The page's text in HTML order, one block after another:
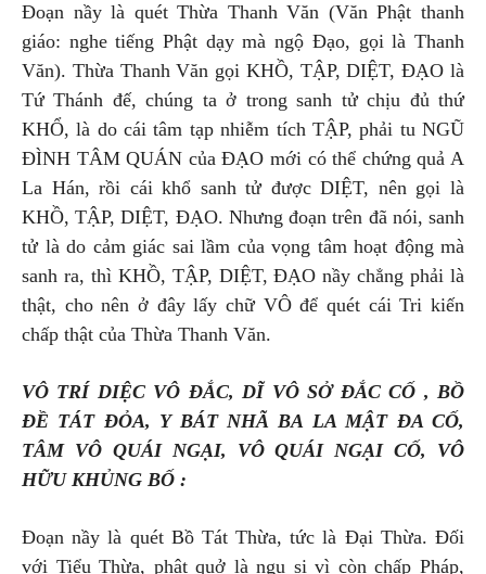
Đoạn nầy là quét Thừa Thanh Văn (Văn Phật thanh
giáo: nghe tiếng Phật dạy mà ngộ Đạo, gọi là Thanh
Văn). Thừa Thanh Văn gọi KHỒ, TẬP, DIỆT, ĐẠO là
Tứ Thánh đế, chúng ta ở trong sanh tử chịu đủ thứ
KHỔ, là do cái tâm tạp nhiễm tích TẬP, phải tu NGŨ
ĐÌNH TÂM QUÁN của ĐẠO mới có thể chứng quả A
La Hán, rồi cái khổ sanh tử được DIỆT, nên gọi là
KHỒ, TẬP, DIỆT, ĐẠO. Nhưng đoạn trên đã nói, sanh
tử là do cảm giác sai lầm của vọng tâm hoạt động mà
sanh ra, thì KHỒ, TẬP, DIỆT, ĐẠO nầy chẳng phải là
thật, cho nên ở đây lấy chữ VÔ để quét cái Tri kiến
chấp thật của Thừa Thanh Văn.
VÔ TRÍ DIỆC VÔ ĐẮC, DĨ VÔ SỞ ĐẮC CỐ , BỒ
ĐỀ TÁT ĐỎA, Y BÁT NHÃ BA LA MẬT ĐA CỐ,
TÂM VÔ QUÁI NGẠI, VÔ QUÁI NGẠI CỐ, VÔ
HỮU KHỦNG BỐ :
Đoạn nầy là quét Bồ Tát Thừa, tức là Đại Thừa. Đối
với Tiểu Thừa, phật quở là ngu si vì còn chấp Pháp,